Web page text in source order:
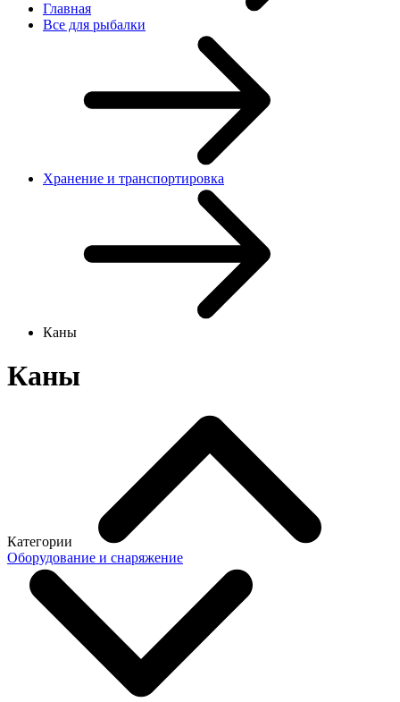
Главная
Все для рыбалки
Хранение и транспортировка
Каны
Каны
Категории
Оборудование и снаряжение